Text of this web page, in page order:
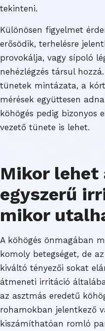
tekinteni.
Különösen figyelmet
erősödik, terhelésre
provokálja, vagy sípoló
nehézlégzés társul
tünetek mintázata, a
mérések együttesen
köhögés pedig bizonyos
vezető tünete is lehet.
Mikor lehet
egyszerű
mikor
A köhögés önmagában
komoly betegséget, de
kiváltó tényezői sokat
átmeneti irritáció
az asztmás eredetű
rohamokban jelentkező
kiszámíthatóan romló